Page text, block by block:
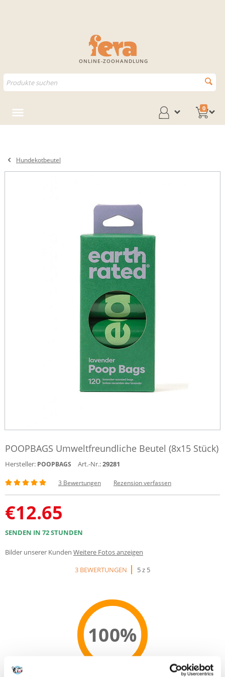
ONLINE-ZOOHANDLUNG
0
Hundekotbeutel
POOPBAGS Umweltfreundliche Beutel (8x15 Stück)
Hersteller: POOPBAGS Art.-Nr.:29281
3 Bewertungen Rezension verfassen
€12.65
SENDEN IN 72 STUNDEN
Bilder unserer Kunden Weitere Fotos anzeigen
3 BEWERTUNGEN
5 z 5
100%